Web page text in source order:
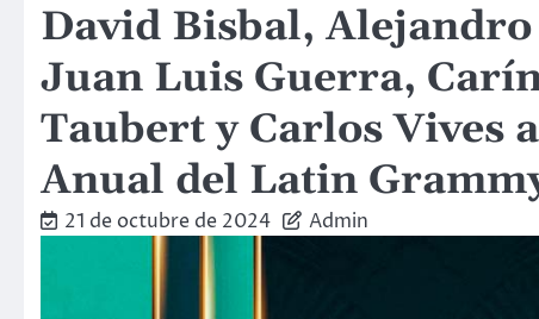
David Bisbal,
Juan Luis Guerra,
Taubert y Carlos Vives
Anual del Latin
21 de octubre de 2024 Admin